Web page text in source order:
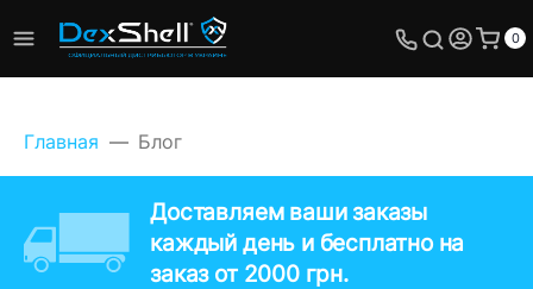
0
Главная Блог
Доставляем ваши заказы
каждый день и бесплатно на
заказ от 2000 грн.